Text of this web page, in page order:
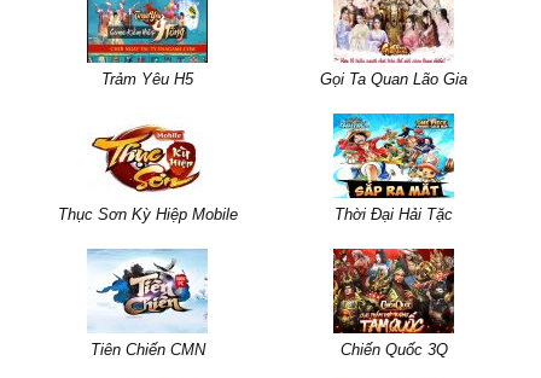
Trảm Yêu H5 Gọi Ta Quan Lão Gia
Thục Sơn Kỳ Hiệp Mobile Thời Đại Hải Tặc
Tiên Chiến CMN Chiến Quốc 3Q